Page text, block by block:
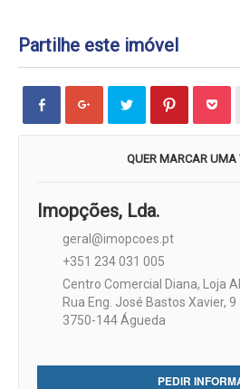
Partilhe este imóvel
share
on
share
on
(Opens
Carregue
para
partilhar
Twitter
(Opens
window)
share
on
(Opens
in
share
on
in
QUER MARCAR UMA
Imopções, Lda.
geral@imopcoes.pt
+351 234 031 005
Centro Comercial Diana, Loja
Rua Eng. José Bastos Xavier, 9
3750-144 Águeda
PEDIR